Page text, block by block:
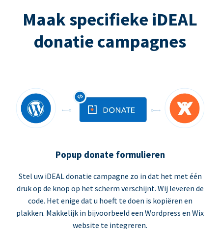
Maak specifieke iDEAL
donatie campagnes
Popup donate formulieren
Stel uw iDEAL donatie campagne zo in dat het met één
druk op de knop op het scherm verschijnt. Wij leveren de
code. Het enige dat u hoeft te doen is kopiëren en
plakken. Makkelijk in bijvoorbeeld een Wordpress en Wix
website te integreren.